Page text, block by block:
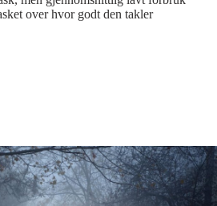
over hvor godt den takler